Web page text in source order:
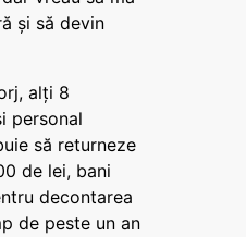
și să devin
alți 8
personal
să returneze
de lei, bani
decontarea
de peste un an